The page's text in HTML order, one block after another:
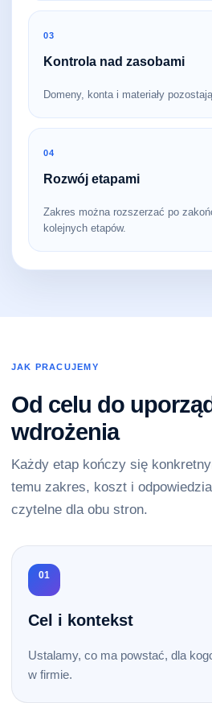
03
Kontrola nad zasobami
Domeny, konta i materiały
04
Rozwój etapami
Zakres można rozszerzać po
kolejnych etapów.
JAK PRACUJEMY
Od celu do
wdrożenia
Każdy etap kończy się
temu zakres, koszt i
czytelne dla obu stron.
01
Cel i kontekst
Ustalamy, co ma powstać, dla
w firmie.